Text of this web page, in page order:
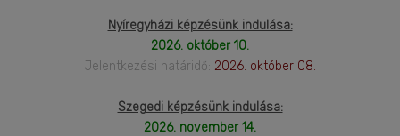
Nyíregyházi képzésünk indulása:
2026. október 10.
Jelentkezési határidő: 2026. október 08.
Szegedi képzésünk indulása:
2026. november 14.